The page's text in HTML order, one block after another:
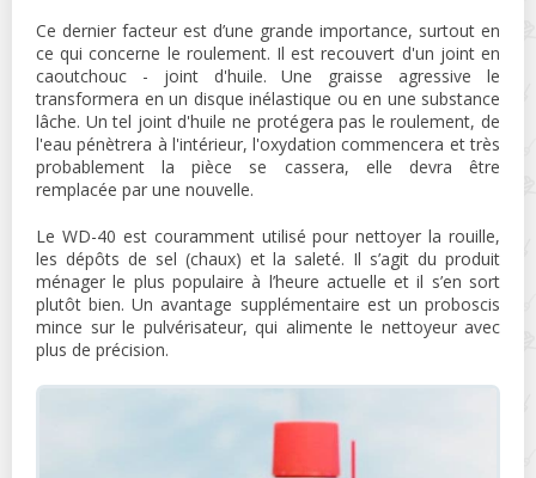
Ce dernier facteur est d’une grande importance, surtout en
ce qui concerne le roulement. Il est recouvert d'un joint en
caoutchouc - joint d'huile. Une graisse agressive le
transformera en un disque inélastique ou en une substance
lâche. Un tel joint d'huile ne protégera pas le roulement, de
l'eau pénètrera à l'intérieur, l'oxydation commencera et très
probablement la pièce se cassera, elle devra être
remplacée par une nouvelle.
Le WD-40 est couramment utilisé pour nettoyer la rouille,
les dépôts de sel (chaux) et la saleté. Il s’agit du produit
ménager le plus populaire à l’heure actuelle et il s’en sort
plutôt bien. Un avantage supplémentaire est un proboscis
mince sur le pulvérisateur, qui alimente le nettoyeur avec
plus de précision.